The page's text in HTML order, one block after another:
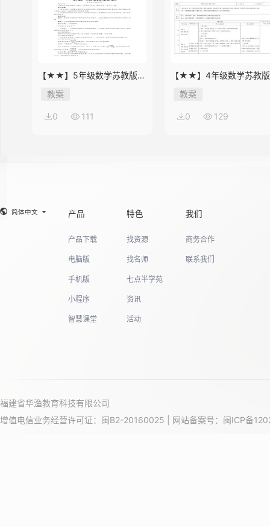
【★★】5年级数学苏教版下
册教案第8单元《单元复习》
教案
0 111
【★★】4年级数学苏教
册教案第9单元《单元复
教案
0 129
简体中文 产品
产品下载
电脑版
手机版
小程序
智慧课堂
特色
找资源
找名师
七点半学苑
资讯
活动
我们
商务合作
联系我们
福建省华渔教育科技有限公司
增值电信业务经营许可证：闽B2-20160025 | 网站备案号： 闽ICP备